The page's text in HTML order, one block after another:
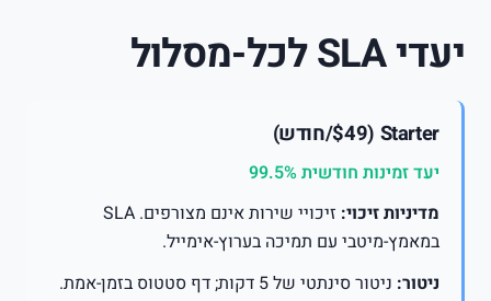
יעדי SLA לכל-מסלול
Starter ($49/חודש)
יעד זמינות חודשית 99.5%
מדיניות זיכוי:
זיכויי שירות אינם מצורפים. SLA
במאמץ-מיטבי עם תמיכה בערוץ-אימייל.
ניטור: ניטור סינתטי של 5 דקות; דף סטטוס בזמן-אמת.